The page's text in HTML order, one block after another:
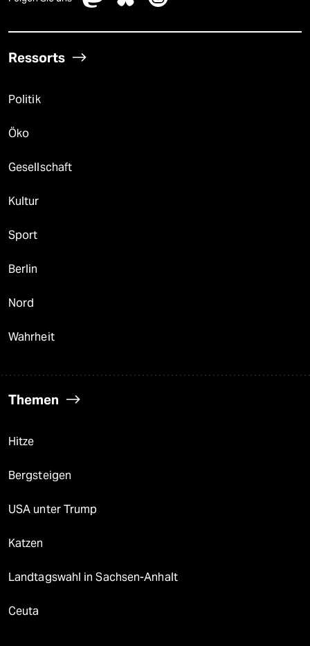
Ressorts
Politik
Öko
Gesellschaft
Kultur
Sport
Berlin
Nord
Wahrheit
Themen
Hitze
Bergsteigen
USA unter Trump
Katzen
Landtagswahl in Sachsen-Anhalt
Ceuta